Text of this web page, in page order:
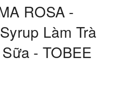
ROSA -
Làm Trà
- TOBEE